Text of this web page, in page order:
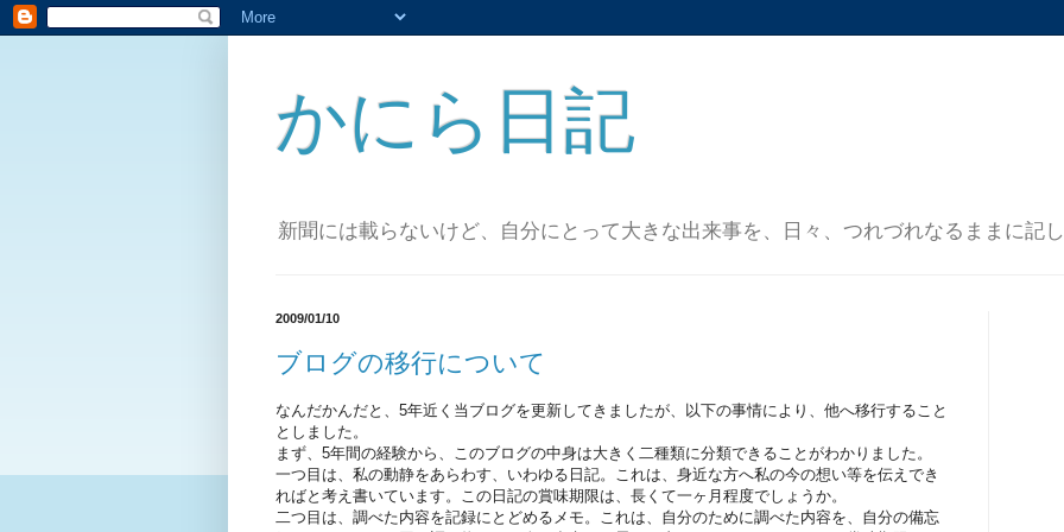
かにら日記
新聞には載らないけど、自分にとって大きな出来事を、日々、つれづれなるままに記
2009/01/10
ブログの移行について
なんだかんだと、5年近く当ブログを更新してきましたが、以下の事情により、他へ移行すること
としました。
まず、5年間の経験から、このブログの中身は大きく二種類に分類できることがわかりました。
一つ目は、私の動静をあらわす、いわゆる日記。これは、身近な方へ私の今の想い等を伝えでき
ればと考え書いています。この日記の賞味期限は、長くて一ヶ月程度でしょうか。
二つ目は、調べた内容を記録にとどめるメモ。これは、自分のために調べた内容を、自分の備忘